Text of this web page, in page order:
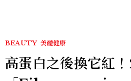
BEAUTY 美體健康
高蛋白之後換它紅